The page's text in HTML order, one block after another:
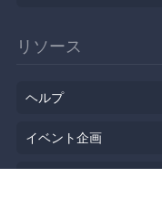
リソース
ヘルプ
イベント企画